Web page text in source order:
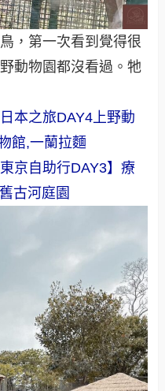
，第一次看到覺得很
動物園都沒看過。牠
本之旅DAY4上野動
館,一蘭拉麵
京自助行DAY3】療
古河庭園